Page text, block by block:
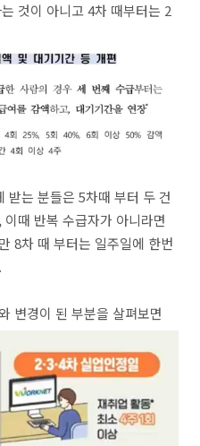
것이 아니고 4차 때부터는 2
받는 분들은 5차때 부터 두 건
때 반복 수급자가 아니라면
8차 때 부터는 일주일에 한번
변경이 된 부분을 살펴보면